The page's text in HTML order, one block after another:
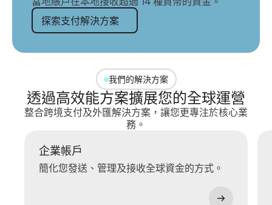
探索支付解決方案
探索支付解決方案
我們的解決方案
透過高效能方案擴展您的全球運營
整合跨境支付及外匯解決方案，讓您更專注於核心業
務。
企業帳戶
簡化您發送、管理及接收全球資金的方式。